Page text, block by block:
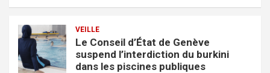
VEILLE
Le Conseil d’État de Genève
suspend l’interdiction du burkini
dans les piscines publiques